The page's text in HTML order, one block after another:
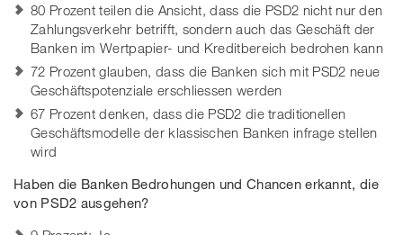
80 Prozent teilen die Ansicht, dass die PSD2 nicht nur den
Zahlungsverkehr betrifft, sondern auch das Geschäft der
Banken im Wertpapier- und Kreditbereich bedrohen kann
72 Prozent glauben, dass die Banken sich mit PSD2 neue
Geschäftspotenziale erschliessen werden
67 Prozent denken, dass die PSD2 die traditionellen
Geschäftsmodelle der klassischen Banken infrage stellen
wird
Haben die Banken Bedrohungen und Chancen erkannt, die
von PSD2 ausgehen?